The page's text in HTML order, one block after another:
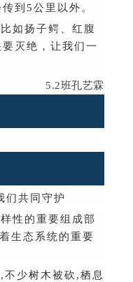
到 5公里以外。
如扬子鳄、红腹
灭绝，让我们一
5.2班孔艺霖
们共同守护
性的重要组成部
生态系统的重要
,不少树木被砍 ,栖息